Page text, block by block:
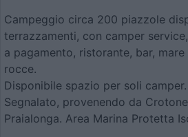
Campeggio circa 200 piazzole
terrazzamenti, con camper
a pagamento, ristorante, bar,
rocce.
Disponibile spazio per soli camper.
Segnalato, provenendo da
Praialonga. Area Marina Protetta